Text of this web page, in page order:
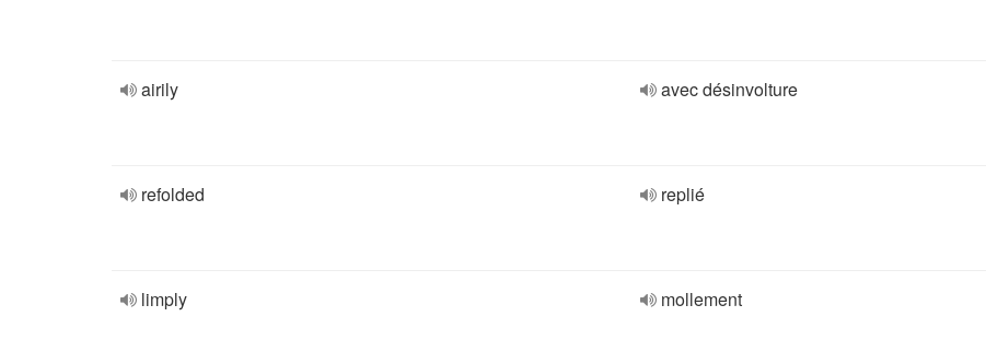
airily avec désinvolture
refolded replié
limply mollement